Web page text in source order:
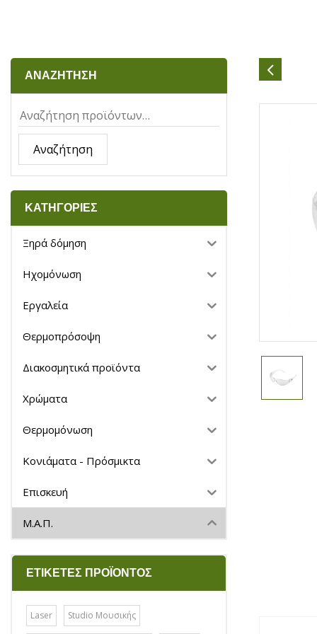
ΑΝΑΖΗΤΗΣΗ
Αναζήτηση
ΚΑΤΗΓΟΡΙΕΣ
Ξηρά δόμηση
Ηχομόνωση
Εργαλεία
Θερμοπρόσοψη
Διακοσμητικά προϊόντα
Χρώματα
Θερμομόνωση
Κονιάματα - Πρόσμικτα
Επισκευή
Μ.Α.Π.
ΕΤΙΚΈΤΕΣ ΠΡΟΪΌΝΤΟΣ
Laser Studio Μουσικής